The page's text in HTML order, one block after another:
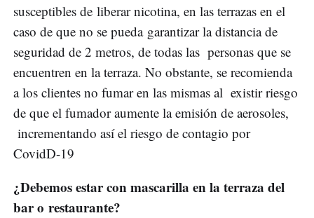
susceptibles de liberar nicotina, en las terrazas en el
caso de que no se pueda garantizar la distancia de
seguridad de 2 metros, de todas las personas que se
encuentren en la terraza. No obstante, se recomienda
a los clientes no fumar en las mismas al existir riesgo
de que el fumador aumente la emisión de aerosoles,
incrementando así el riesgo de contagio por
CovidD-19
¿Debemos estar con mascarilla en la terraza del
bar o restaurante?